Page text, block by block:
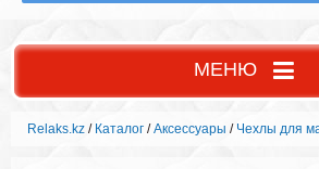
МЕНЮ
Relaks.kz / Каталог /Аксессуары / Чехлы для